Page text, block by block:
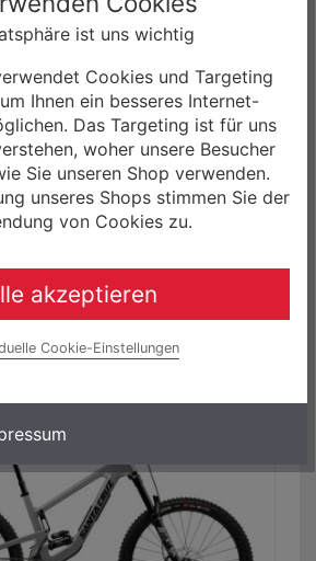
Gang
einer
Mehr
Informationen
ist uns wichtig
Cookies und Targeting
Ihnen ein besseres Internet-
Das Targeting ist für uns
woher unsere Besucher
Sie unseren Shop verwenden.
unseres Shops stimmen Sie der
von Cookies zu.
akzeptieren
Cookie-Einstellungen